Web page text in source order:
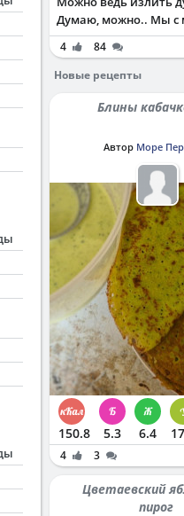
Думаю, можно.. Мы с
4
84
Новые рецепты
Блины
Автор Море
150.8 5.3 6.4
4 3
Цветаевский яблочный
пирог